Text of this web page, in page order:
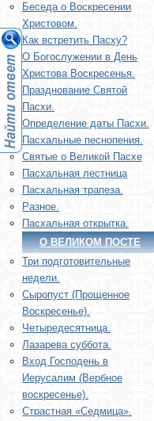
Беседа о Воскресении
Христовом.
Как встретить Пасху?
О Богослужении в День
Христова Воскресенья.
Празднование Святой
Пасхи.
Определение даты Пасхи.
Пасхальные песнопения.
Святые о Великой Пасхе
Пасхальная лестница
Пасхальная трапеза.
Разное.
Пасхальная открытка.
О ВЕЛИКОМ ПОСТЕ
Три подготовительные
недели.
Сыропуст (Прощенное
Воскресенье).
Четыредесятница.
Лазарева суббота.
Вход Господень в
Иерусалим (Вербное
воскресенье).
Страстная «Седмица».